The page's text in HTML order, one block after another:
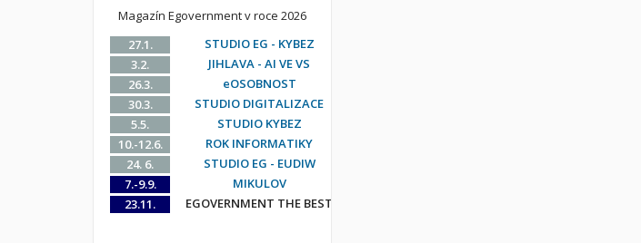
Magazín Egovernment v roce 2026
27.1.
STUDIO EG - KYBEZ
3.2.
JIHLAVA - AI VE VS
26.3.
eOSOBNOST
30.3.
STUDIO DIGITALIZACE
5.5.
STUDIO KYBEZ
10.-12.6.
ROK INFORMATIKY
24. 6.
STUDIO EG - EUDIW
7.-9.9.
MIKULOV
23.11.
EGOVERNMENT THE BEST